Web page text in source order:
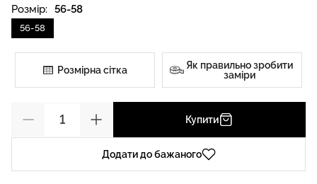
Розмір: 56-58
56-58
Розмірна сітка
Як правильно зробити
заміри
Купити
Додати до бажаного